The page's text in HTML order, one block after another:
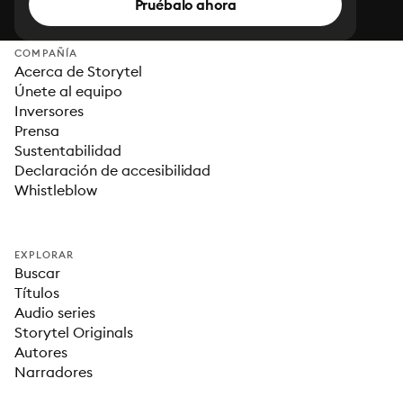
Pruébalo ahora
COMPAÑÍA
Acerca de Storytel
Únete al equipo
Inversores
Prensa
Sustentabilidad
Declaración de accesibilidad
Whistleblow
EXPLORAR
Buscar
Títulos
Audio series
Storytel Originals
Autores
Narradores